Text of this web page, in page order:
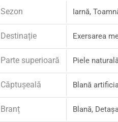
Sezon Iarnă,
Destinație Exersarea
Parte superioară Piele
Căptușeală Blană
Branț Blană,